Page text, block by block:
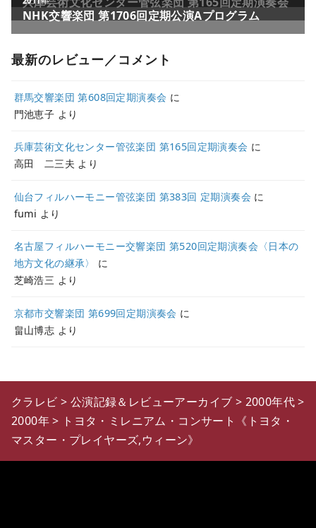
最新のレビュー／コメント
群馬交響楽団 第608回定期演奏会 に
門池恵子 より
兵庫芸術文化センター管弦楽団 第165回定期演奏会 に
高田 二三夫 より
仙台フィルハーモニー管弦楽団 第383回 定期演奏会 に
fumi より
名古屋フィルハーモニー交響楽団 第520回定期演奏会〈日本の
地方文化の継承〉
に
芝崎浩三 より
京都市交響楽団 第699回定期演奏会 に
畠山博志 より
クラレビ > 公演記録＆レビューアーカイブ > 2000年代>
2000年> トヨタ・ミレニアム・コンサート《トヨタ・
マスター・プレイヤーズ,ウィーン》